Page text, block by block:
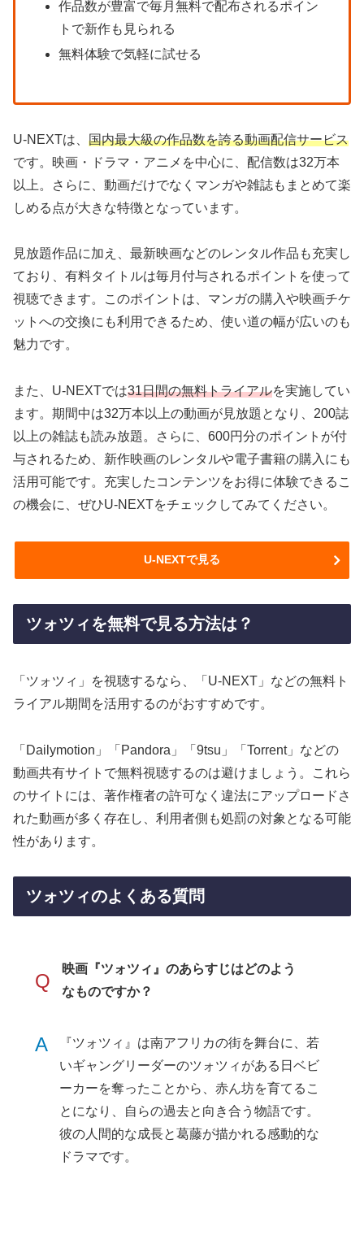
作品数が豊富で毎月無料で配布されるポイン
トで新作も見られる
無料体験で気軽に試せる
U-NEXTは、 国内最大級の作品数を誇る動画配信サービス
です。映画・ドラマ・アニメを中心に、配信数は32万本
以上。さらに、動画だけでなくマンガや雑誌もまとめて楽
しめる点が大きな特徴となっています。
見放題作品に加え、最新映画などのレンタル作品も充実し
ており、有料タイトルは毎月付与されるポイントを使って
視聴できます。このポイントは、マンガの購入や映画チケ
ットへの交換にも利用できるため、使い道の幅が広いのも
魅力です。
また、U-NEXTでは31日間の無料トライアルを実施してい
ます。期間中は32万本以上の動画が見放題となり、200誌
以上の雑誌も読み放題。さらに、600円分のポイントが付
与されるため、新作映画のレンタルや電子書籍の購入にも
活用可能です。充実したコンテンツをお得に体験できるこ
の機会に、ぜひU-NEXTをチェックしてみてください。
U-NEXTで見る
ツォツィを無料で見る方法は？
「ツォツィ」を視聴するなら、「U-NEXT」などの無料ト
ライアル期間を活用するのがおすすめです。
「Dailymotion」「Pandora」「9tsu」「Torrent」などの
動画共有サイトで無料視聴するのは避けましょう。これら
のサイトには、著作権者の許可なく違法にアップロードさ
れた動画が多く存在し、利用者側も処罰の対象となる可能
性があります。
ツォツィのよくある質問
Q
映画『ツォツィ』のあらすじはどのよう
なものですか？
A
『ツォツィ』は南アフリカの街を舞台に、若
いギャングリーダーのツォツィがある日ベビ
ーカーを奪ったことから、赤ん坊を育てるこ
とになり、自らの過去と向き合う物語です。
彼の人間的な成長と葛藤が描かれる感動的な
ドラマです。